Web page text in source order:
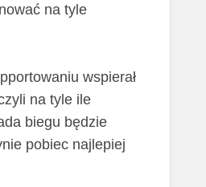
na tyle
wspierał
na tyle ile
biegu będzie
pobiec najlepiej